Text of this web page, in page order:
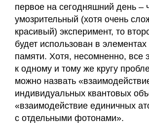
первое на сегодняшний день –
умозрительный (хотя очень
красивый) эксперимент, то
будет использован в элементах
памяти. Хотя, несомненно, все
к одному и тому же кругу
можно назвать
индивидуальных квантовых
«взаимодействие единичных
с отдельными фотонами».